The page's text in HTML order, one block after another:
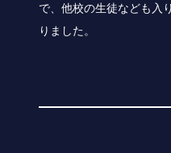
で、他校の生徒なども入
りました。